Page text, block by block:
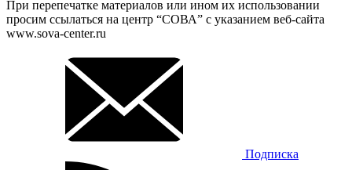
При перепечатке материалов или ином их использовании
просим ссылаться на центр “СОВА” с указанием веб-сайта
www.sova-center.ru
Подписка